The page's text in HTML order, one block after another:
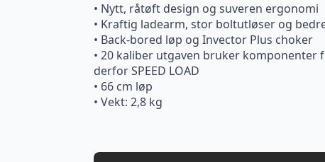
• Nytt, råtøft design og suveren ergonomi
• Kraftig ladearm, stor boltutløser og
• Back-bored løp og Invector Plus choker
• 20 kaliber utgaven bruker komponenter
derfor SPEED LOAD
• 66 cm løp
• Vekt: 2,8 kg